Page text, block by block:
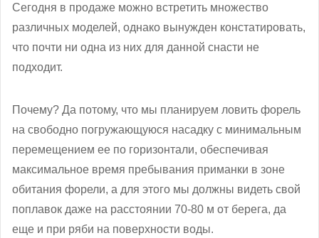
Сегодня в продаже можно встретить множество
различных моделей, однако вынужден констатировать,
что почти ни одна из них для данной снасти не
подходит.
Почему? Да потому, что мы планируем ловить форель
на свободно погружающуюся насадку с минимальным
перемещением ее по горизонтали, обеспечивая
максимальное время пребывания приманки в зоне
обитания форели, а для этого мы должны видеть свой
поплавок даже на расстоянии 70-80 м от берега, да
еще и при ряби на поверхности воды.